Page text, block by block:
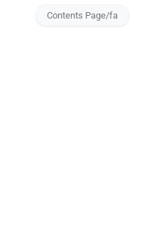
Contents Page/fa